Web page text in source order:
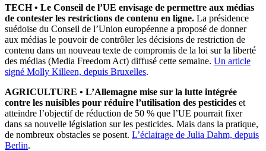
TECH • Le Conseil de l’UE envisage de permettre aux médias
de contester les restrictions de contenu en ligne. La présidence
suédoise du Conseil de l’Union européenne a proposé de donner
aux médias le pouvoir de contrôler les décisions de restriction de
contenu dans un nouveau texte de compromis de la loi sur la liberté
des médias (Media Freedom Act) diffusé cette semaine. Un article
signé Molly Killeen, depuis Bruxelles.
AGRICULTURE • L’Allemagne mise sur la lutte intégrée
contre les nuisibles pour réduire l’utilisation des pesticides et
atteindre l’objectif de réduction de 50 % que l’UE pourrait fixer
dans sa nouvelle législation sur les pesticides. Mais dans la pratique,
de nombreux obstacles se posent. L’éclairage de Julia Dahm, depuis
Berlin.